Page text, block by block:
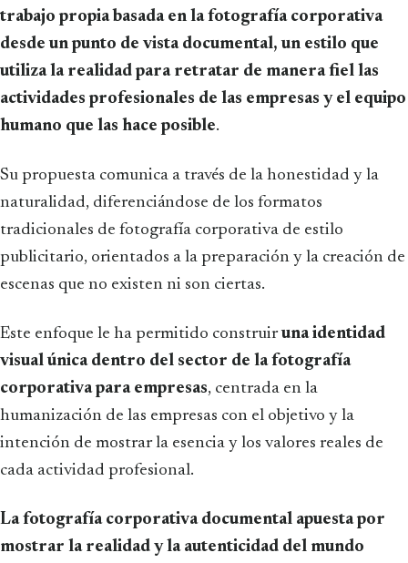
trabajo propia basada en la fotografía corporativa
desde un punto de vista documental, un estilo que
utiliza la realidad para retratar de manera fiel las
actividades profesionales de las empresas y el equipo
humano que las hace posible.
Su propuesta comunica a través de la honestidad y la
naturalidad, diferenciándose de los formatos
tradicionales de fotografía corporativa de estilo
publicitario, orientados a la preparación y la creación de
escenas que no existen ni son ciertas.
Este enfoque le ha permitido construiruna identidad
visual única dentro del sector de la fotografía
corporativa para empresas, centrada en la
humanización de las empresas con el objetivo y la
intención de mostrar la esencia y los valores reales de
cada actividad profesional.
La fotografía corporativa documental apuesta por
mostrar la realidad y la autenticidad del mundo